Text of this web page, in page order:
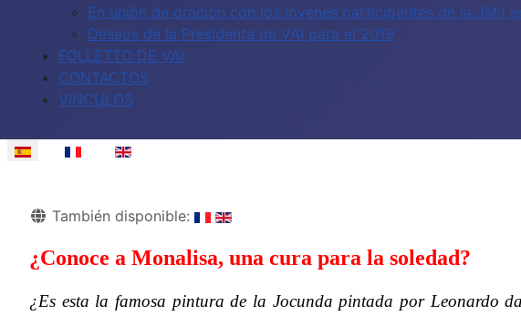
En unión de oración con los jóvenes participantes de la JMJ
Deseos de la Presidenta de VAI para el 2019
FOLLETTO DE VAI
CONTACTOS
VINCULOS
Seleccione su idioma
Detalles
También disponible:
¿Conoce a Monalisa, una cura para la soledad?
¿Es esta la famosa pintura de la Jocunda pintada por Leonardo